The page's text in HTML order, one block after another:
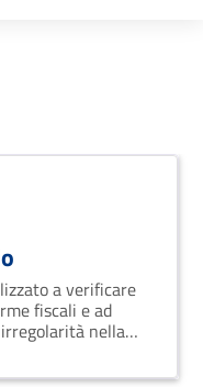
a verificare
fiscali e ad
nella